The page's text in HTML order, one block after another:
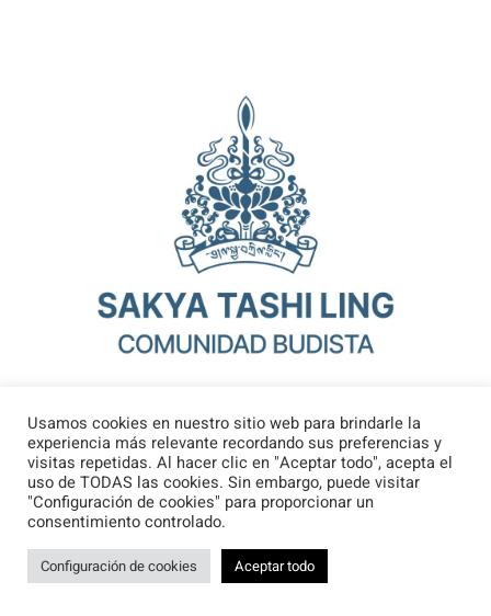
Sakya Tashi Ling
Usamos cookies en nuestro sitio web para brindarle la
experiencia más relevante recordando sus preferencias y
visitas repetidas. Al hacer clic en "Aceptar todo", acepta el
uso de TODAS las cookies. Sin embargo, puede visitar
"Configuración de cookies" para proporcionar un
consentimiento controlado.
Configuración de cookies Aceptar todo